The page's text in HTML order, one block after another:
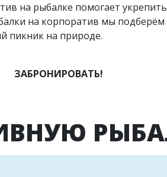
на рыбалке помогает
на корпоратив мы подберём
пикник на природе.
ЗАБРОНИРОВАТЬ!